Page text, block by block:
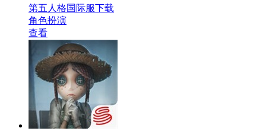
第五人格国际服下载
角色扮演
查看